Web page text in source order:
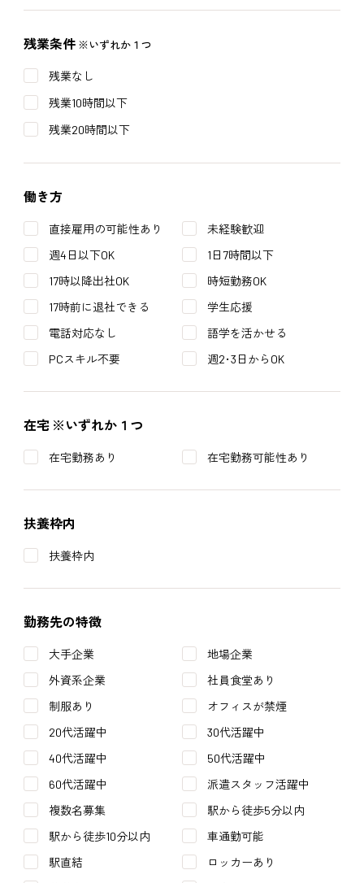
残業条件 ※いずれか１つ
残業なし
残業10時間以下
残業20時間以下
働き方
直接雇用の可能性あり
未経験歓迎
週4日以下OK
1日7時間以下
17時以降出社OK
時短勤務OK
17時前に退社できる
学生応援
電話対応なし
語学を活かせる
PCスキル不要
週2･3日からOK
在宅 ※いずれか１つ
在宅勤務あり 在宅勤務可能性あり
扶養枠内
扶養枠内
勤務先の特徴
大手企業
地場企業
外資系企業
社員食堂あり
制服あり
オフィスが禁煙
20代活躍中
30代活躍中
40代活躍中
50代活躍中
60代活躍中
派遣スタッフ活躍中
複数名募集
駅から徒歩5分以内
駅から徒歩10分以内
車通勤可能
駅直結
ロッカーあり